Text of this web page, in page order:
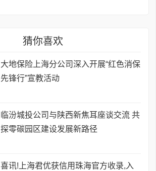
猜你喜欢
大地保险上海分公司深入开展“红色消保
先锋行”宣教活动
临汾城投公司与陕西新焦耳座谈交流 共
探零碳园区建设发展新路径
喜讯!上海君优获信用珠海官方收录,入